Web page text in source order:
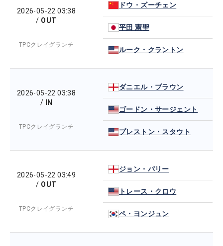
2026-05-22 03:38
/ OUT
TPCクレイグランチ
ドウ・ズーチェン
平田 憲聖
ルーク・クラントン
2026-05-22 03:38
/
IN
TPCクレイグランチ
ダニエル・ブラウン
ゴードン・サージェント
プレストン・スタウト
2026-05-22 03:49
/ OUT
TPCクレイグランチ
ジョン・パリー
トレース・クロウ
ペ・ヨンジュン